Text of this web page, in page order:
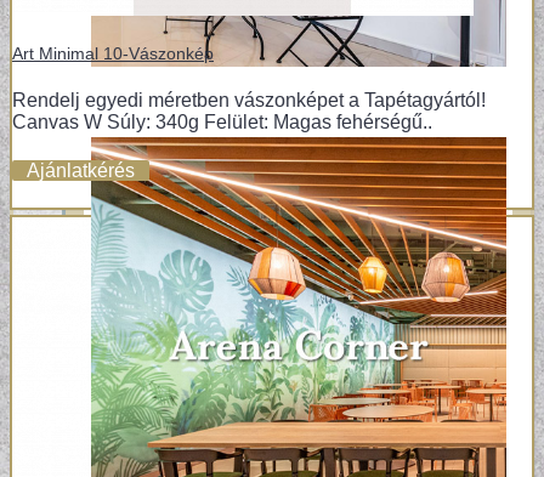
Art Minimal 10-Vászonkép
Rendelj egyedi méretben vászonképet a Tapétagyártól!
Canvas W Súly: 340g Felület: Magas fehérségű..
Ajánlatkérés